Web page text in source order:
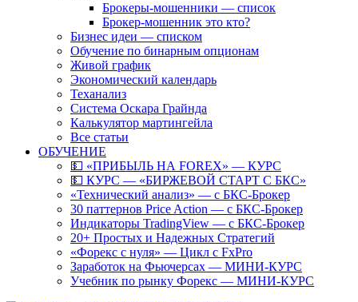
Брокеры-мошенники — список
Брокер-мошенник это кто?
Бизнес идеи — списком
Обучение по бинарным опционам
Живой график
Экономический календарь
Теханализ
Система Оскара Грайнда
Калькулятор мартингейла
Все статьи
ОБУЧЕНИЕ
💵 «ПРИБЫЛЬ НА FOREX» — КУРС
💵 КУРС — «БИРЖЕВОЙ СТАРТ С БКС»
«Технический анализ» — с БКС-Брокер
30 паттернов Price Action — с БКС-Брокер
Индикаторы TradingView — с БКС-Брокер
20+ Простых и Надежных Стратегий
«Форекс с нуля» — Цикл с FxPro
Заработок на Фьючерсах — МИНИ-КУРС
Учебник по рынку Форекс — МИНИ-КУРС